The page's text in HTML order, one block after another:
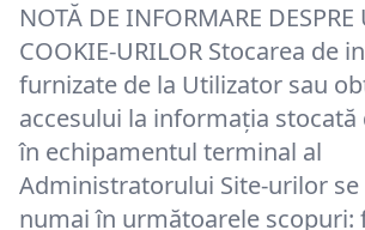
NOTĂ DE INFORMARE
COOKIE-URILOR Stocarea de
furnizate de la Utilizator sau
accesului la informația stocată
în echipamentul terminal al
Administratorului Site-urilor se
numai în următoarele scopuri: